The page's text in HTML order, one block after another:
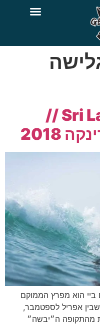
Sri Lanka surf camp //
2018
ארוגם ביי הוא מפרץ הממוקם
אפריל לספטמבר,
מהתקופה ה״יבשה״